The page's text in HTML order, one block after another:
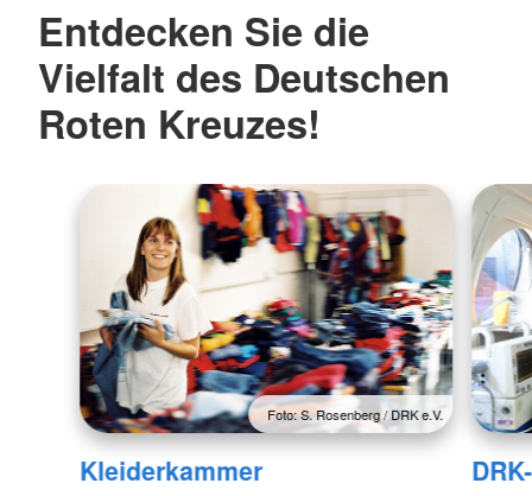
Entdecken Sie die
Vielfalt des Deutschen
Roten Kreuzes!
Foto: S. Rosenberg / DRK e.V.
Kleiderkammer